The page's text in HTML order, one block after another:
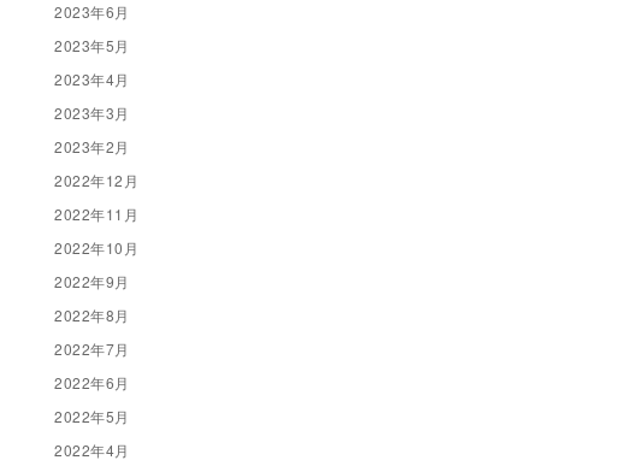
2023年6月
2023年5月
2023年4月
2023年3月
2023年2月
2022年12月
2022年11月
2022年10月
2022年9月
2022年8月
2022年7月
2022年6月
2022年5月
2022年4月